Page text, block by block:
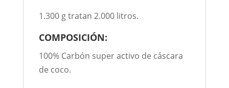
1.300 g tratan 2.000 litros.
COMPOSICIÓN:
100% Carbón super activo de cáscara
de coco.